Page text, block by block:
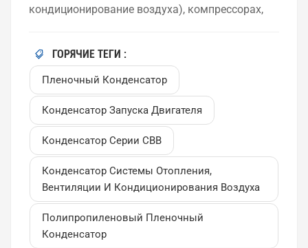
кондиционирование воздуха), компрессорах,
в качестве пусковых конденсаторов
двигателей благодаря их стабильным
электрическим характеристикам и
длительному сроку службы. В этой статье мы
объясним, что представляют собой пленочные
конденсаторы серии CBB, как они работают и
почему их часто используют в системах
управления двигателями и системах отопления,
вентиляции и кондиционирования воздуха.Что
такое пленочный конденсатор серии CBB?
Конденсатор серии CBB представляет собой
тип металлизированного полипропиленового
ГОРЯЧИЕ ТЕГИ :
Пленочный Конденсатор
Конденсатор Запуска Двигателя
Конденсатор Серии CBB
Конденсатор Системы Отопления,
Вентиляции И Кондиционирования Воздуха
Полипропиленовый Пленочный
Конденсатор